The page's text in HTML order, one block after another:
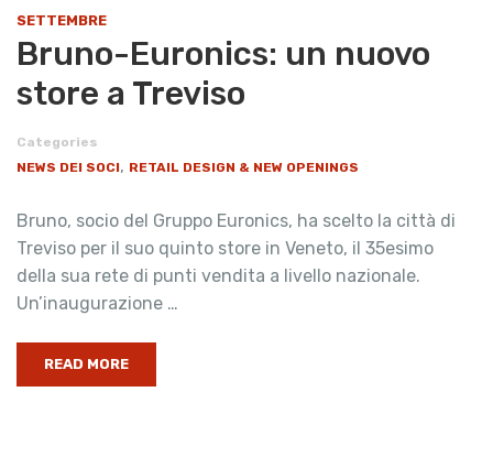
SETTEMBRE
​Bruno-Euronics: un nuovo
store a Treviso
Categories
NEWS DEI SOCI, RETAIL DESIGN & NEW OPENINGS
Bruno, socio del Gruppo Euronics, ha scelto la città di
Treviso per il suo quinto store in Veneto, il 35esimo
della sua rete di punti vendita a livello nazionale.
Un’inaugurazione …
READ MORE